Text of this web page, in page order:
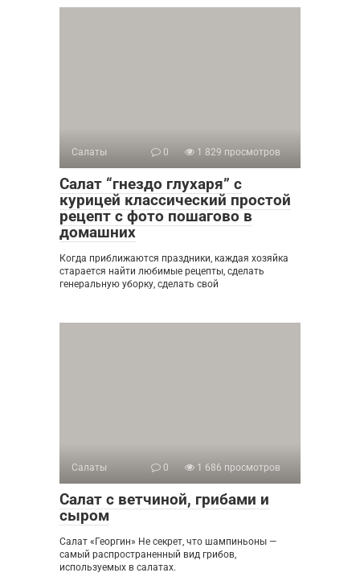
Салаты 0 1 829 просмотров
Салат “гнездо глухаря” с
курицей классический простой
рецепт с фото пошагово в
домашних
Когда приближаются праздники, каждая хозяйка
старается найти любимые рецепты, сделать
генеральную уборку, сделать свой
Салаты 0 1 686 просмотров
Салат с ветчиной, грибами и
сыром
Салат «Георгин» Не секрет, что шампиньоны —
самый распространенный вид грибов,
используемых в салатах.